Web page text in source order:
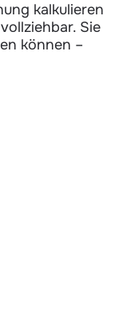
kalkulieren
Sie
können –